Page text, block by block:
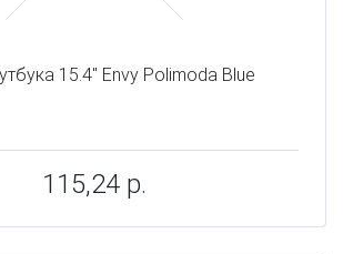
15.4" Envy Polimoda Blue
115,24 р.